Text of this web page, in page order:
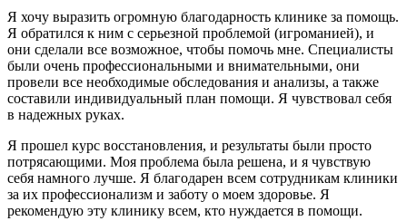
Я хочу выразить огромную благодарность клинике за помощь.
Я обратился к ним с серьезной проблемой (игроманией), и
они сделали все возможное, чтобы помочь мне. Специалисты
были очень профессиональными и внимательными, они
провели все необходимые обследования и анализы, а также
составили индивидуальный план помощи. Я чувствовал себя
в надежных руках.
Я прошел курс восстановления, и результаты были просто
потрясающими. Моя проблема была решена, и я чувствую
себя намного лучше. Я благодарен всем сотрудникам клиники
за их профессионализм и заботу о моем здоровье. Я
рекомендую эту клинику всем, кто нуждается в помощи.